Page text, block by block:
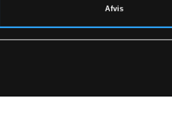
Afvis